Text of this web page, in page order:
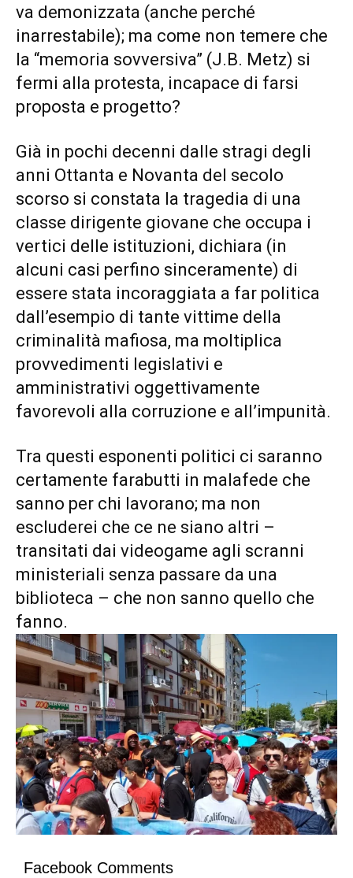
va demonizzata (anche perché
inarrestabile); ma come non temere che
la “memoria sovversiva” (J.B. Metz) si
fermi alla protesta, incapace di farsi
proposta e progetto?
Già in pochi decenni dalle stragi degli
anni Ottanta e Novanta del secolo
scorso si constata la tragedia di una
classe dirigente giovane che occupa i
vertici delle istituzioni, dichiara (in
alcuni casi perfino sinceramente) di
essere stata incoraggiata a far politica
dall’esempio di tante vittime della
criminalità mafiosa, ma moltiplica
provvedimenti legislativi e
amministrativi oggettivamente
favorevoli alla corruzione e all’impunità.
Tra questi esponenti politici ci saranno
certamente farabutti in malafede che
sanno per chi lavorano; ma non
escluderei che ce ne siano altri –
transitati dai videogame agli scranni
ministeriali senza passare da una
biblioteca – che non sanno quello che
fanno.
Facebook Comments